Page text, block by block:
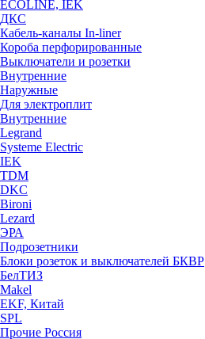
ECOLINE, IEK
ДКС
Кабель-каналы In-liner
Короба перфорированные
Выключатели и розетки
Внутренние
Наружные
Для электроплит
Внутренние
Legrand
Systeme Electric
IEK
TDM
DKC
Bironi
Lezard
ЭРА
Подрозетники
Блоки розеток и выключателей БКВР
БелТИЗ
Makel
EKF, Китай
SPL
Прочие Россия